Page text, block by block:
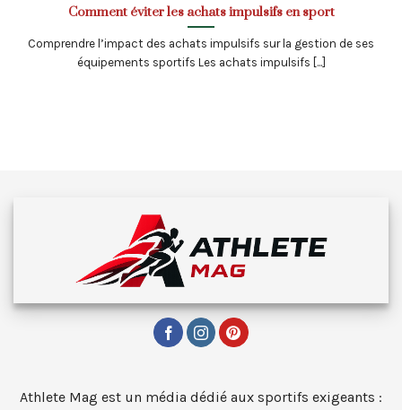
Comment éviter les achats impulsifs en sport
Comprendre l’impact des achats impulsifs sur la gestion de ses
équipements sportifs Les achats impulsifs [...]
Athlete Mag est un média dédié aux sportifs exigeants :